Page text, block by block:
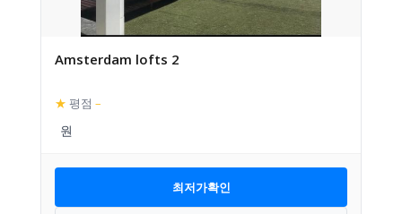
Amsterdam lofts 2
★ 평점 –
최저가확인